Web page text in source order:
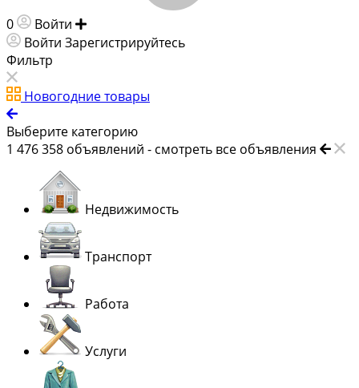
0 Войти
Войти Зарегистрируйтесь
Фильтр
Новогодние товары
Выберите категорию
1 476 358 объявлений - смотреть все объявления
Недвижимость
Транспорт
Работа
Услуги